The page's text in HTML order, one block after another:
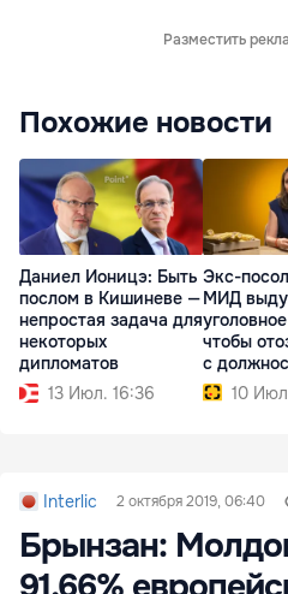
Разместить
Похожие новости
Даниел Ионицэ: Быть
послом в Кишиневе —
непростая задача для
некоторых
дипломатов
13 Июл. 16:36
Экс-
МИД
чтобы
с
10
Interlic 2 октября 2019, 06:40
Брынзан: